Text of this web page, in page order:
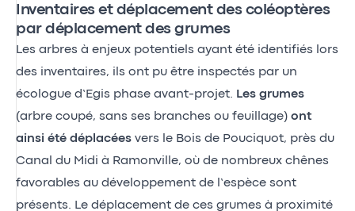
Inventaires et déplacement des coléoptères
par déplacement des grumes
Les arbres à enjeux potentiels ayant été identifiés lors
des inventaires, ils ont pu être inspectés par un
écologue d’Egis phase avant-projet. Les grumes
(arbre coupé, sans ses branches ou feuillage) ont
ainsi été déplacées vers le Bois de Pouciquot, près du
Canal du Midi à Ramonville, où de nombreux chênes
favorables au développement de l’espèce sont
présents. Le déplacement de ces grumes à proximité